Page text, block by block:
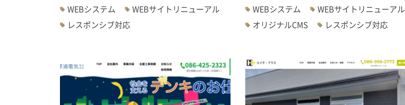
WEBシステム
WEBサイトリニューアル
レスポンシブ対応
WEBシステム
WEBサイトリニューアル
オリジナルCMS
レスポンシブ対応